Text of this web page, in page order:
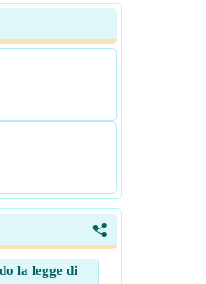
<
la legge di